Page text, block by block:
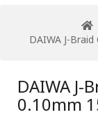
DAIWA J-
DAIWA J-
0.10mm